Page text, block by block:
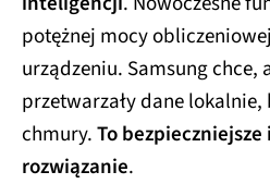
potężnej mocy
urządzeniu. Samsung chce,
przetwarzały dane lokalnie,
chmury.To bezpieczniejsze
rozwiązanie.